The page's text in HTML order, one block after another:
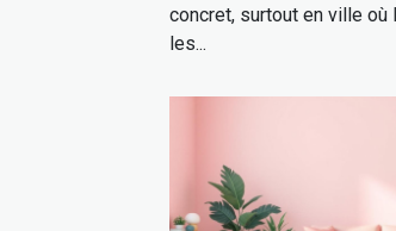
concret, surtout en ville où
les...